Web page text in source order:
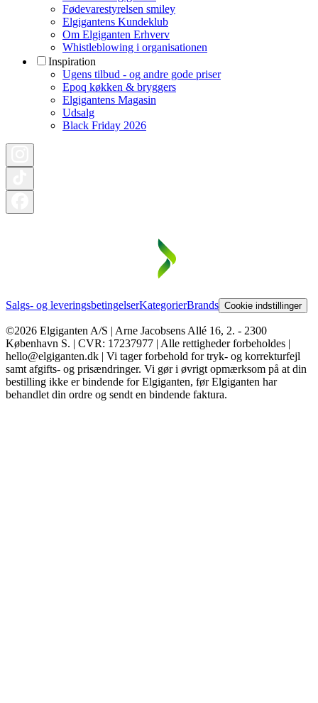
Fødevarestyrelsen smiley
Elgigantens Kundeklub
Om Elgiganten Erhverv
Whistleblowing i organisationen
Inspiration
Ugens tilbud - og andre gode priser
Epoq køkken & bryggers
Elgigantens Magasin
Udsalg
Black Friday 2026
Salgs- og leveringsbetingelserKategorierBrands Cookie indstillinger
©2026 Elgiganten A/S | Arne Jacobsens Allé 16, 2. - 2300
København S. | CVR: 17237977 | Alle rettigheder forbeholdes |
hello@elgiganten.dk | Vi tager forbehold for tryk- og korrekturfejl
samt afgifts- og prisændringer. Vi gør i øvrigt opmærksom på at din
bestilling ikke er bindende for Elgiganten, før Elgiganten har
behandlet din ordre og sendt en bindende faktura.